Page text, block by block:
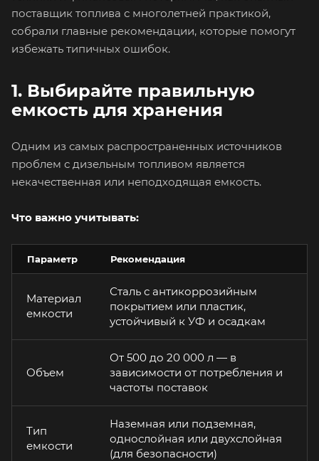
поставщик топлива с многолетней практикой,
собрали главные рекомендации, которые помогут
избежать типичных ошибок.
1. Выбирайте правильную
емкость для хранения
Одним из самых распространенных источников
проблем с дизельным топливом является
некачественная или неподходящая емкость.
Что важно учитывать:
Параметр Рекомендация
Материал
емкости
Сталь с антикоррозийным
покрытием или пластик,
устойчивый к УФ и осадкам
Объем
От 500 до 20 000 л — в
зависимости от потребления и
частоты поставок
Тип
емкости
Наземная или подземная,
однослойная или двухслойная
(для безопасности)